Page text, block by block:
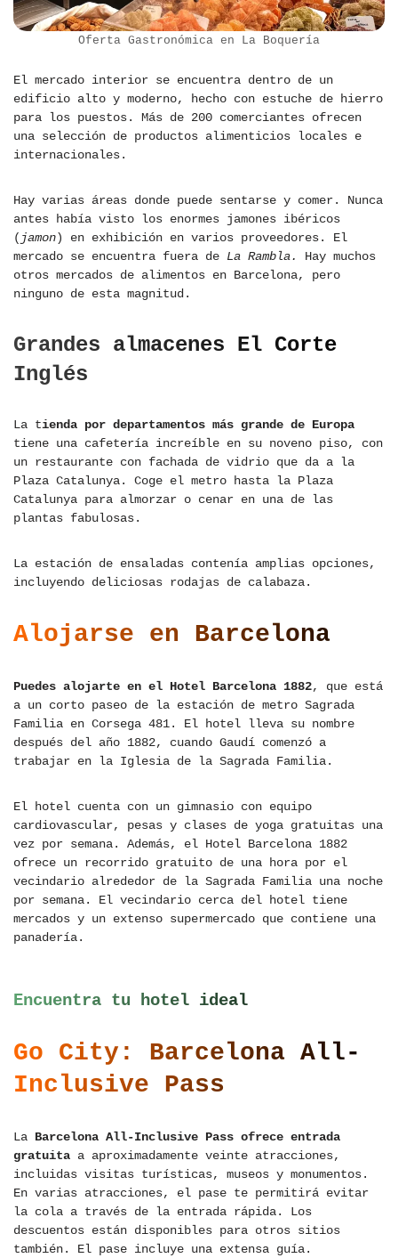
Oferta Gastronómica en La Boquería
El mercado interior se encuentra dentro de un
edificio alto y moderno, hecho con estuche de hierro
para los puestos. Más de 200 comerciantes ofrecen
una selección de productos alimenticios locales e
internacionales.
Hay varias áreas donde puede sentarse y comer. Nunca
antes había visto los enormes jamones ibéricos
( jamon) en exhibición en varios proveedores. El
mercado se encuentra fuera de La Rambla. Hay muchos
otros mercados de alimentos en Barcelona, ​​pero
ninguno de esta magnitud.
Grandes almacenes El Corte
Inglés
La tienda por departamentos más grande de Europa
tiene una cafetería increíble en su noveno piso, con
un restaurante con fachada de vidrio que da a la
Plaza Catalunya. Coge el metro hasta la Plaza
Catalunya para almorzar o cenar en una de las
plantas fabulosas.
La estación de ensaladas contenía amplias opciones,
incluyendo deliciosas rodajas de calabaza.
Alojarse en Barcelona
Puedes alojarte en el Hotel Barcelona 1882, que está
a un corto paseo de la estación de metro Sagrada
Familia en Corsega 481. El hotel lleva su nombre
después del año 1882, cuando Gaudí comenzó a
trabajar en la Iglesia de la Sagrada Familia.
El hotel cuenta con un gimnasio con equipo
cardiovascular, pesas y clases de yoga gratuitas una
vez por semana. Además, el Hotel Barcelona 1882
ofrece un recorrido gratuito de una hora por el
vecindario alrededor de la Sagrada Familia una noche
por semana. El vecindario cerca del hotel tiene
mercados y un extenso supermercado que contiene una
panadería.
Encuentra tu hotel ideal
Go City: Barcelona All-
Inclusive Pass
La Barcelona All-Inclusive Pass ofrece entrada
gratuita a aproximadamente veinte atracciones,
incluidas visitas turísticas, museos y monumentos.
En varias atracciones, el pase te permitirá evitar
la cola a través de la entrada rápida. Los
descuentos están disponibles para otros sitios
también. El pase incluye una extensa guía.